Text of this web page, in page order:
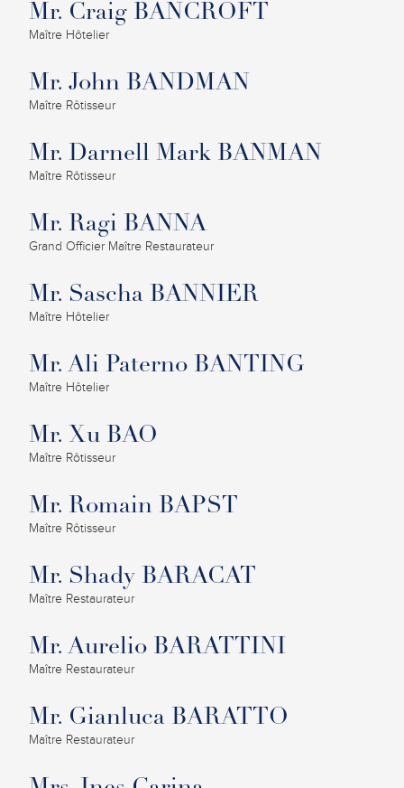
Mr. Craig BANCROFT
Maître Hôtelier
Mr. John BANDMAN
Maître Rôtisseur
Mr. Darnell Mark BANMAN
Maître Rôtisseur
Mr. Ragi BANNA
Grand Officier Maître Restaurateur
Mr. Sascha BANNIER
Maître Hôtelier
Mr. Ali Paterno BANTING
Maître Hôtelier
Mr. Xu BAO
Maître Rôtisseur
Mr. Romain BAPST
Maître Rôtisseur
Mr. Shady BARACAT
Maître Restaurateur
Mr. Aurelio BARATTINI
Maître Restaurateur
Mr. Gianluca BARATTO
Maître Restaurateur